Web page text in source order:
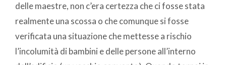
delle maestre, non c’era certezza che ci fosse stata
realmente una scossa o che comunque si fosse
verificata una situazione che mettesse a rischio
l’incolumità di bambini e delle persone all’interno